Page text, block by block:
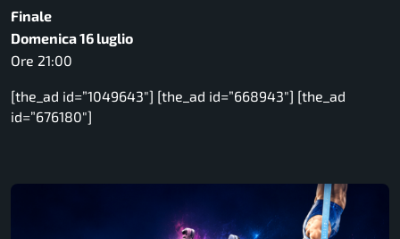
Finale
Domenica 16 luglio
Ore 21:00
[the_ad id=”1049643″] [the_ad id=”668943″] [the_ad
id=”676180″]